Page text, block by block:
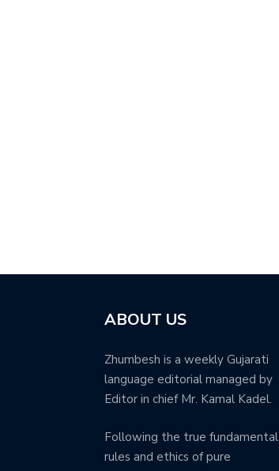
ABOUT US
Zhumbesh is a weekly Gujarati
language editorial managed by
Editor in chief Mr. Kamal Kadel.
Following the true fundamental
rules and ethics of pure